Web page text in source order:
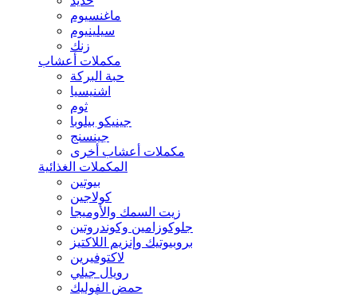
ماغنسيوم
سيلينيوم
زنك
مكملات أعشاب
حبة البركة
اشنيسيا
ثوم
جينيكو بيلوبا
جينسنج
مكملات أعشاب أخرى
المكملات الغذائية
بيوتين
كولاجين
زيت السمك والأوميجا
جلوكوزامين وكوندروتين
بروبيوتيك وإنزيم اللاكتيز
لاكتوفيرين
رويال جيلي
حمض الفوليك